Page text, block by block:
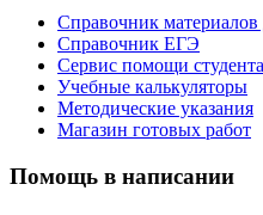
Справочник материалов
Справочник ЕГЭ
Сервис помощи
Учебные калькуляторы
Методические указания
Магазин готовых работ
Помощь в написании